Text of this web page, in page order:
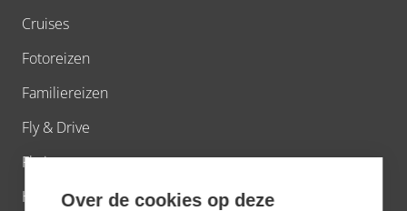
Cruises
Fotoreizen
Familiereizen
Fly & Drive
Fly-in
Huwelijksreizen
Over de cookies op deze